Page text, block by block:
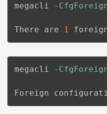
megacli -
There are 1
megacli -
Foreign